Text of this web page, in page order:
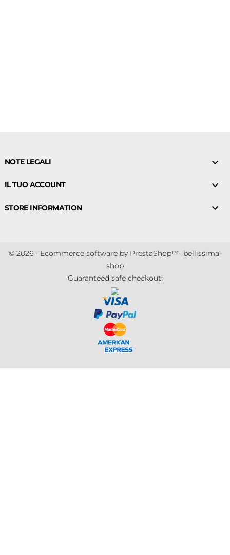
NOTE LEGALI 
IL TUO ACCOUNT 
STORE INFORMATION 
© 2026 - Ecommerce software by PrestaShop™- bellissima-
shop
Guaranteed safe checkout: